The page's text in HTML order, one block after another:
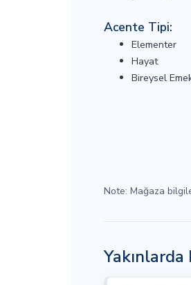
Acente Tipi:
Elementer
Hayat
Bireysel
Note: Mağaza